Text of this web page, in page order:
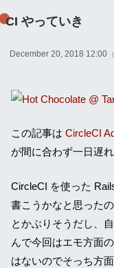
CI やっていき
December 20, 2018 12:00
この記事は CircleCI
が間に合わず一日遅
CircleCI を使った
書こうかなと思った
とかぶりそうだし、
んで今回はエモ方面
はないのでそっち方